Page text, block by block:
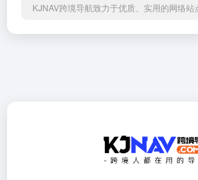
KJNAV跨境导航致力于优质、实用的网络站